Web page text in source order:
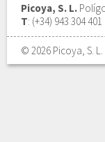
Picoya, S. L.
T: (+34) 943 304 401
© 2026 Picoya, S. L.